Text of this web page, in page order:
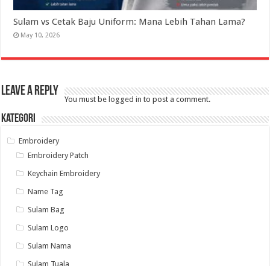
Sulam vs Cetak Baju Uniform: Mana Lebih Tahan Lama?
May 10, 2026
Leave a Reply
You must be logged in to post a comment.
Kategori
Embroidery
Embroidery Patch
Keychain Embroidery
Name Tag
Sulam Bag
Sulam Logo
Sulam Nama
Sulam Tuala